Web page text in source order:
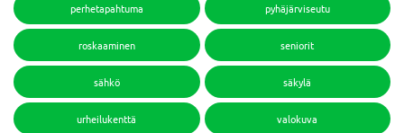
perhetapahtuma pyhäjärviseutu
roskaaminen seniorit
sähkö säkylä
urheilukenttä valokuva